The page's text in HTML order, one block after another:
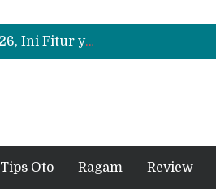
Promo Servis Mitsubishi Agustus 2026, Ada Diskon ESP dan Bodi & Cat Kilau Merdeka
Suzuki XL7 Terbaru Jadi Favorit Test Drive di GIIAS 2026, Ini Fitur yang Paling Dipuji
Bukan Sekadar Sporty, Ini Alasan Suzuki Fronx SGX Hybrid Kuro Layak Dilirik
Tips Oto Ragam Review